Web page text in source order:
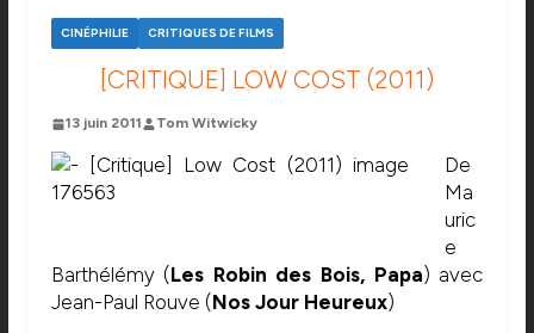
CINÉPHILIE CRITIQUES DE FILMS
[CRITIQUE] LOW COST (2011)
13 juin 2011 Tom Witwicky
De
Ma
uric
e
Barthélémy (Les Robin des Bois, Papa) avec
Jean-Paul Rouve (Nos Jour Heureux)